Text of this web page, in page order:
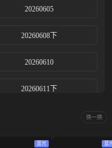
20260605
20260608下
20260610
20260611下
20260616
换一换
蓝光 蓝